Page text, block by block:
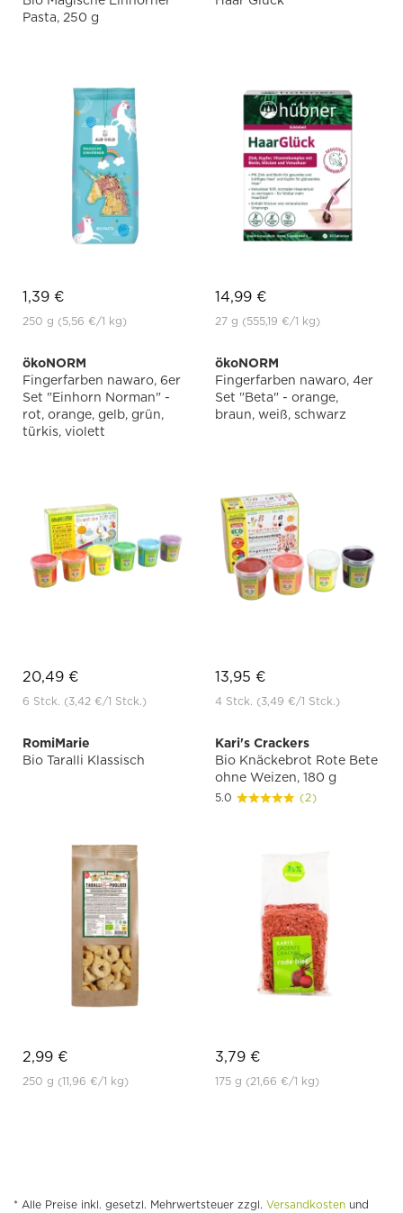
Pasta, 250 g
1,39 €
250 g (5,56 €/1 kg)
14,99 €
27 g (555,19 €/1 kg)
ökoNORM
Fingerfarben nawaro, 6er
Set "Einhorn Norman" -
rot, orange, gelb, grün,
türkis, violett
20,49 €
6 Stck. (3,42 €/1 Stck.)
ökoNORM
Fingerfarben nawaro, 4er
Set "Beta" - orange,
braun, weiß, schwarz
13,95 €
4 Stck. (3,49 €/1 Stck.)
RomiMarie
Bio Taralli Klassisch
2,99 €
250 g (11,96 €/1 kg)
Kari's Crackers
Bio Knäckebrot Rote Bete
ohne Weizen, 180 g
5.0 (2)
3,79 €
175 g (21,66 €/1 kg)
* Alle Preise inkl. gesetzl. Mehrwertsteuer zzgl. Versandkosten und